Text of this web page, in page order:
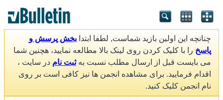
چنانچه این اولین بازید شماست, لطفا ابتدا بخش پرسش و
پاسخ را با کلیک کردن روی لینک بالا مطالعه نمایید، هچنین شما
می بایست قبل از ارسال مطلب نسبت بهثبت نام در سایت ،
اقدام فرمایید. برای مشاهده انجمن ها نیز کافی است بر روی
نام انجمن کلیک کنید.